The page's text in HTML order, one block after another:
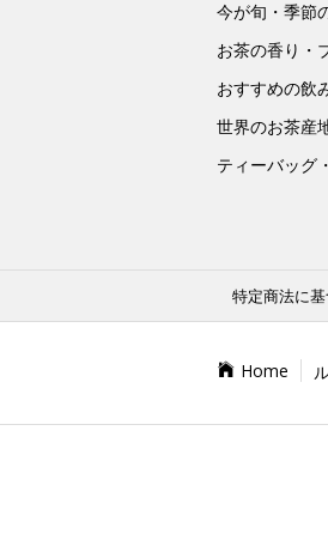
今が旬・季節
お茶の香り・
おすすめの飲
世界のお茶産
ティーバッグ
特定商法に
Home